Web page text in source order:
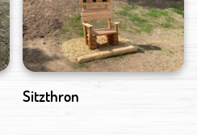
Sitzthron